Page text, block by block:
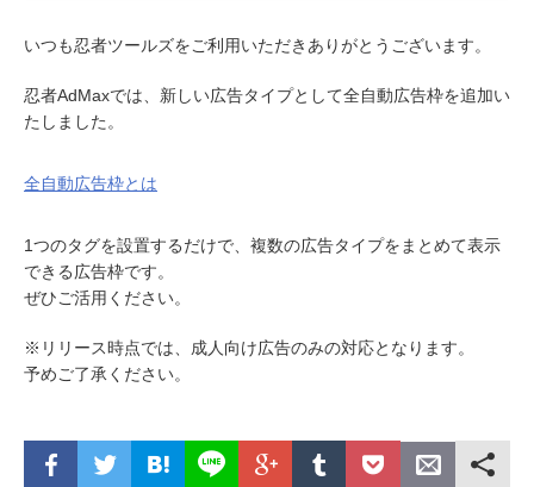
いつも忍者ツールズをご利用いただきありがとうございます。
忍者AdMaxでは、新しい広告タイプとして全自動広告枠を追加い
たしました。
全自動広告枠とは
1つのタグを設置するだけで、複数の広告タイプをまとめて表示
できる広告枠です。
ぜひご活用ください。
※リリース時点では、成人向け広告のみの対応となります。
予めご了承ください。